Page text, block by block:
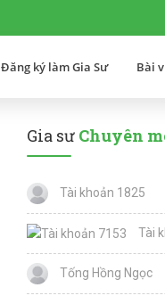
Đăng ký làm Gia Sư Bài
Gia sư Chuyên
Tài khoản 1825
Tài
Tống Hồng Ngọc